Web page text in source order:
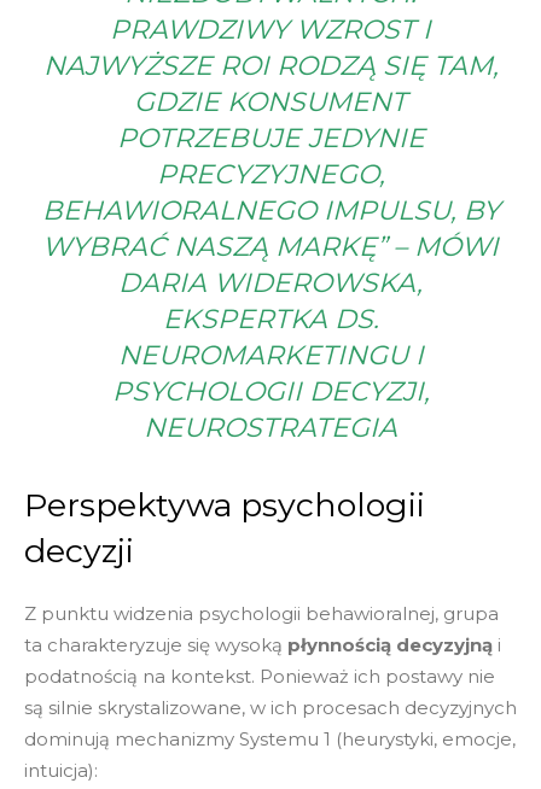
PRAWDZIWY WZROST I
NAJWYŻSZE ROI RODZĄ SIĘ TAM,
GDZIE KONSUMENT
POTRZEBUJE JEDYNIE
PRECYZYJNEGO,
BEHAWIORALNEGO IMPULSU, BY
WYBRAĆ NASZĄ MARKĘ” – MÓWI
DARIA WIDEROWSKA,
EKSPERTKA DS.
NEUROMARKETINGU I
PSYCHOLOGII DECYZJI,
NEUROSTRATEGIA
Perspektywa psychologii
decyzji
Z punktu widzenia psychologii behawioralnej, grupa
ta charakteryzuje się wysoką płynnością decyzyjną i
podatnością na kontekst. Ponieważ ich postawy nie
są silnie skrystalizowane, w ich procesach decyzyjnych
dominują mechanizmy Systemu 1 (heurystyki, emocje,
intuicja):